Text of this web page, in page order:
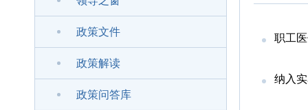
政策文件
政策解读
政策问答库
职工
纳入